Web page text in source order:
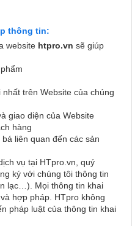
thông tin:
website htpro.vn sẽ giúp
trên Website của chúng
giao diện của Website
hàng
liên quan đến các sản
vụ tại HTpro.vn, quý
ký với chúng tôi thông tin
lạc…). Mọi thông tin khai
hợp pháp. HTpro không
pháp luật của thông tin khai